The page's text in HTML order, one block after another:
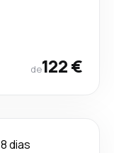
de122 €
8 dias